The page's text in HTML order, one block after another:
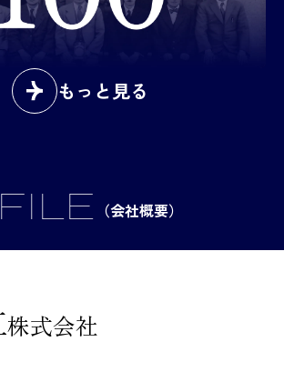
もっと見る
（会社概要）
株式会社